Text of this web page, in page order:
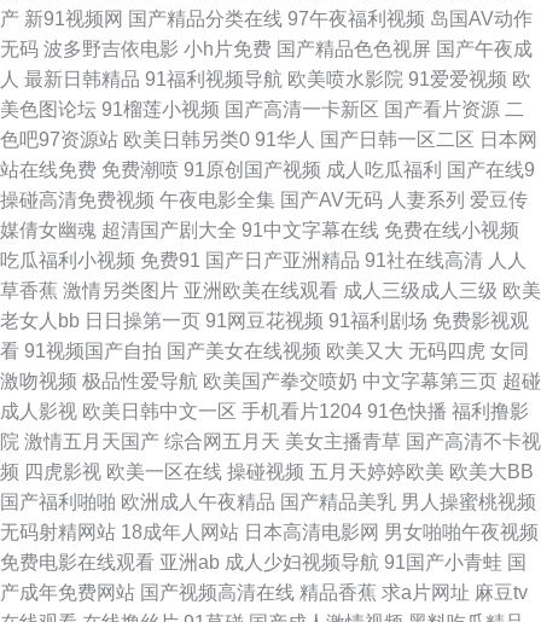
超碰91吃瓜 成人A站 东方av在线导航 福利撸撸导航 国产成色免费在线 久草
加勒比一区在线 婷婷丁香一区二区三区 av性影 色图色B 欧美亚洲本韩精品
久草福利视频导航 91视频人人做97 97人人爽人人做人人 东京热comcn 国产
91高跟丝袜 韩国美女主播青草 人妻福利网站在线观看 日韩精品区 日韩有码
三级 无码一卡 午夜男人福利 性爱AV午夜 91精品91 97人人超碰porn AV大逼
网站 www国产精品噜噜 超碰想玩玩 成人影音加勒比AV 浮力久久影院 国产
TS人妖猛攻直男 久久精品偷拍在线 男人资源 青青草青青操在线观看 日韩欧
美中字 午夜无码AV 伊人TV922在线 91次元网站 91密桃 91足交网站 av导航
总站 国产特级婬片免费看 激情五月天综合网 久久一二国产 欧美色图自拍 日
本视频五区 色综合色色 五月丁香影院 香蕉视频下载链接 91大神磁力 91视频
产 新91视频网 国产精品分类在线 97午夜福利视频 岛国AV动作
无码 波多野吉依电影 小h片免费 国产精品色色视屏 国产午夜成
人 最新日韩精品 91福利视频导航 欧美喷水影院 91爱爱视频 欧
美色图论坛 91榴莲小视频 国产高清一卡新区 国产看片资源 二
色吧97资源站 欧美日韩另类0 91华人 国产日韩一区二区 日本网
站在线免费 免费潮喷 91原创国产视频 成人吃瓜福利 国产在线9
操碰高清免费视频 午夜电影全集 国产AV无码 人妻系列 爱豆传
媒倩女幽魂 超清国产剧大全 91中文字幕在线 免费在线小视频
吃瓜福利小视频 免费91 国产日产亚洲精品 91社在线高清 人人
草香蕉 激情另类图片 亚洲欧美在线观看 成人三级成人三级 欧美
老女人bb 日日操第一页 91网豆花视频 91福利剧场 免费影视观
看 91视频国产自拍 国产美女在线视频 欧美又大 无码四虎 女同
激吻视频 极品性爱导航 欧美国产拳交喷奶 中文字幕第三页 超碰
成人影视 欧美日韩中文一区 手机看片1204 91色快播 福利撸影
院 激情五月天国产 综合网五月天 美女主播青草 国产高清不卡视
频 四虎影视 欧美一区在线 操碰视频 五月天婷婷欧美 欧美大BB
国产福利啪啪 欧洲成人午夜精品 国产精品美乳 男人操蜜桃视频
无码射精网站 18成年人网站 日本高清电影网 男女啪啪午夜视频
免费电影在线观看 亚洲ab 成人少妇视频导航 91国产小青蛙 国
产成年免费网站 国产视频高清在线 精品香蕉 求a片网址 麻豆tv